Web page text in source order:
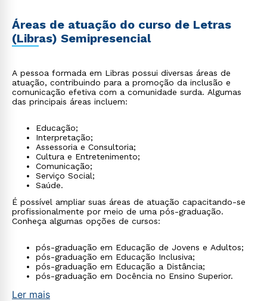
Áreas de atuação do curso de Letras
(Libras) Semipresencial
A pessoa formada em Libras possui diversas áreas de
atuação, contribuindo para a promoção da inclusão e
comunicação efetiva com a comunidade surda. Algumas
das principais áreas incluem:
Educação;
Interpretação;
Assessoria e Consultoria;
Cultura e Entretenimento;
Comunicação;
Serviço Social;
Saúde.
É possível ampliar suas áreas de atuação capacitando-se
profissionalmente por meio de uma pós-graduação.
Conheça algumas opções de cursos:
pós-graduação em Educação de Jovens e Adultos;
pós-graduação em Educação Inclusiva;
pós-graduação em Educação a Distância;
pós-graduação em Docência no Ensino Superior.
Ler mais